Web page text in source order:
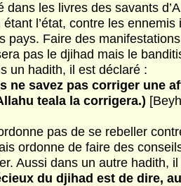
dans les livres des savants
étant l’état, contre les
pays. Faire des
pas le djihad mais le
un hadith, il est déclaré :
ne savez pas corriger une
teala la corrigera.)
pas de se rebeller
ordonne de faire des
Aussi dans un autre hadith,
du djihad est de dire,